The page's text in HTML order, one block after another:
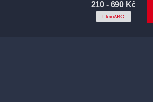
210 - 690 Kč
FlexiABO